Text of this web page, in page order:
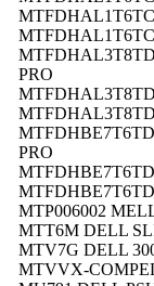
PRO
PRO
MTP006002
MTT6M DELL
MTV7G DELL
MTVVX-